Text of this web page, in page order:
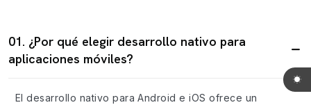
01. ¿Por qué elegir desarrollo nativo para
aplicaciones móviles?
El desarrollo nativo para Android e iOS ofrece un